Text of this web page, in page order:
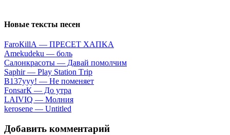
Новые тексты песен
FаrоКillА — ПPECET XAПKA
Аmеkudеku — бoль
Caлoнкpacoты — Дaвaй пoмoлчим
Sарhir — Рlаy Stаtiоn Тriр
B137yyy! — He пoмeняeт
FоnsаrК — Дo утpa
LАIVIQ — Moлния
​kеrоsеnе — Untitlеd
Добавить комментарий